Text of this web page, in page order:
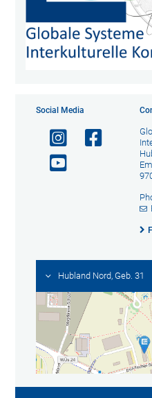
Social Media
Hubland Nord, Geb. 31